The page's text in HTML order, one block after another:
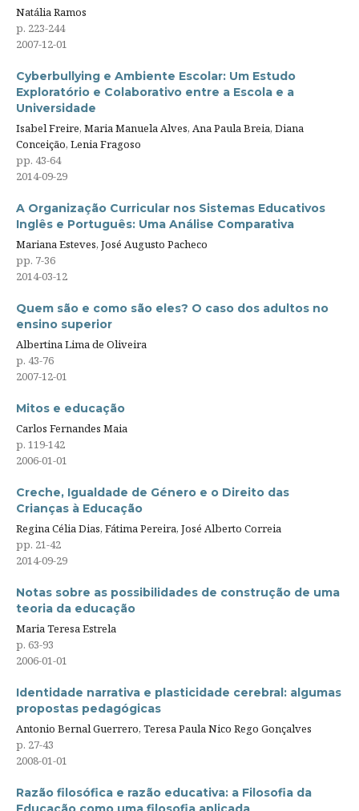
Natália Ramos
p. 223-244
2007-12-01
Cyberbullying e Ambiente Escolar: Um Estudo
Exploratório e Colaborativo entre a Escola e a
Universidade
Isabel Freire, Maria Manuela Alves, Ana Paula Breia, Diana
Conceição, Lenia Fragoso
pp. 43-64
2014-09-29
A Organização Curricular nos Sistemas Educativos
Inglês e Português: Uma Análise Comparativa
Mariana Esteves, José Augusto Pacheco
pp. 7-36
2014-03-12
Quem são e como são eles? O caso dos adultos no
ensino superior
Albertina Lima de Oliveira
p. 43-76
2007-12-01
Mitos e educação
Carlos Fernandes Maia
p. 119-142
2006-01-01
Creche, Igualdade de Género e o Direito das
Crianças à Educação
Regina Célia Dias, Fátima Pereira, José Alberto Correia
pp. 21-42
2014-09-29
Notas sobre as possibilidades de construção de uma
teoria da educação
Maria Teresa Estrela
p. 63-93
2006-01-01
Identidade narrativa e plasticidade cerebral: algumas
propostas pedagógicas
Antonio Bernal Guerrero, Teresa Paula Nico Rego Gonçalves
p. 27-43
2008-01-01
Razão filosófica e razão educativa: a Filosofia da